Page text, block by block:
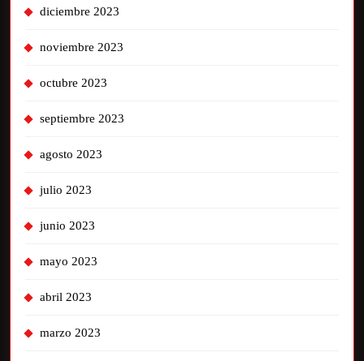
diciembre 2023
noviembre 2023
octubre 2023
septiembre 2023
agosto 2023
julio 2023
junio 2023
mayo 2023
abril 2023
marzo 2023